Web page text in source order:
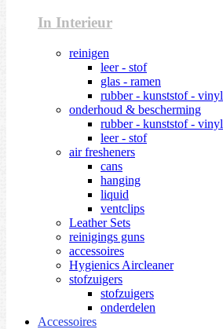
In Interieur
reinigen
leer - stof
glas - ramen
rubber - kunststof - vinyl
onderhoud & bescherming
rubber - kunststof - vinyl
leer - stof
air fresheners
cans
hanging
liquid
ventclips
Leather Sets
reinigings guns
accessoires
Hygienics Aircleaner
stofzuigers
stofzuigers
onderdelen
Accessoires